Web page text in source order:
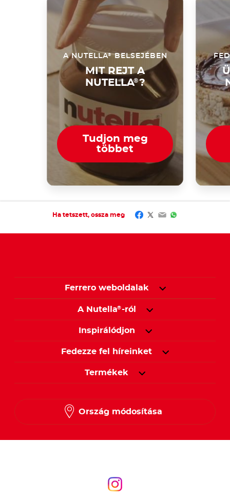
A NUTELLA®BELSEJÉBEN
MIT REJT A
NUTELLA®?
Tudjon meg
többet
Ha tetszett, ossza meg Facebook
Twitter
EmailWhatsApp
Ferrero weboldalak
A Nutella®-ról
Inspirálódjon
Fedezze fel híreinket
Termékek
Ország módosítása